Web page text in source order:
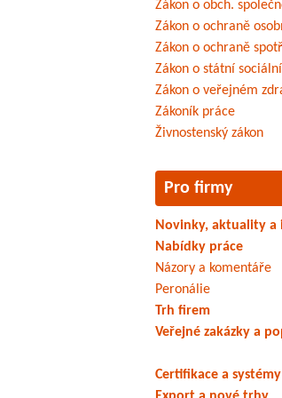
Zákon o obch.
Zákon o ochraně
Zákon o ochraně
Zákon o státní
Zákon o veřejném
Zákoník práce
Živnostenský zákon
Pro firmy
Novinky, aktuality a
Nabídky práce
Názory a komentáře
Peronálie
Trh firem
Veřejné zakázky a
Certifikace a